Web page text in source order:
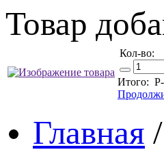
Товар
Кол-во:
Итого: Р-
Главная /